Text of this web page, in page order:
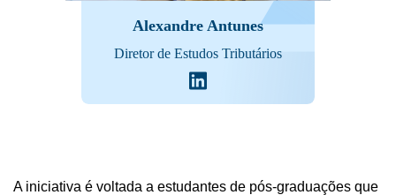
Alexandre Antunes
Diretor de Estudos Tributários
A iniciativa é voltada a estudantes de pós-graduações que